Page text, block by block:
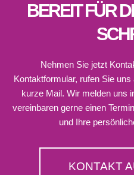
BEREIT FÜR
Nehmen Sie jetzt
Kontaktformular, rufen Sie
kurze Mail. Wir melden uns
vereinbaren gerne einen
und Ihre
KONTAKT